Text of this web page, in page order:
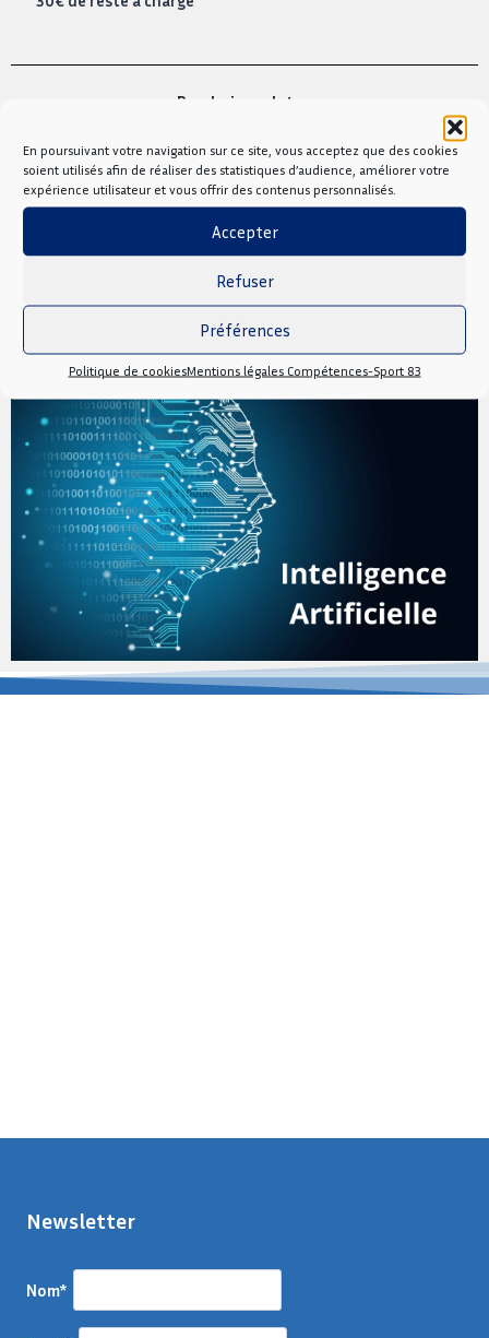
En poursuivant votre navigation sur ce site, vous acceptez que des cookies
soient utilisés afin de réaliser des statistiques d’audience, améliorer votre
expérience utilisateur et vous offrir des contenus personnalisés.
Accepter
Refuser
Préférences
Politique de cookiesMentions légales Compétences-Sport 83
Prochaines dates
08/06/27
Nous contacter
Newsletter
Nom*